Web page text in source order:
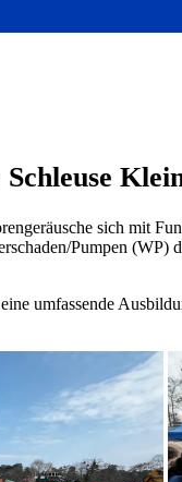
sich mit
Pumpen
umfassende